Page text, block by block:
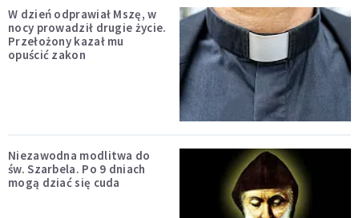
W dzień odprawiał Mszę, w
nocy prowadził drugie życie.
Przełożony kazał mu
opuścić zakon
Niezawodna modlitwa do
św. Szarbela. Po 9 dniach
mogą dziać się cuda